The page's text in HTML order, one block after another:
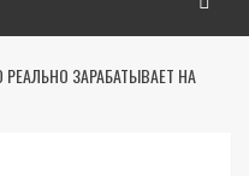
ЗАРАБАТЫВАЕТ НА